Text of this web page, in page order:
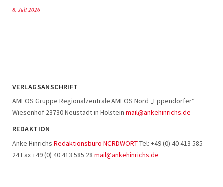
8. Juli 2026
VERLAGSANSCHRIFT
AMEOS Gruppe Regionalzentrale AMEOS Nord „Eppendorfer“
Wiesenhof 23730 Neustadt in Holstein mail@ankehinrichs.de
REDAKTION
Anke Hinrichs Redaktionsbüro NORDWORTTel: +49 (0) 40 413 585
24 Fax +49 (0) 40 413 585 28 mail@ankehinrichs.de